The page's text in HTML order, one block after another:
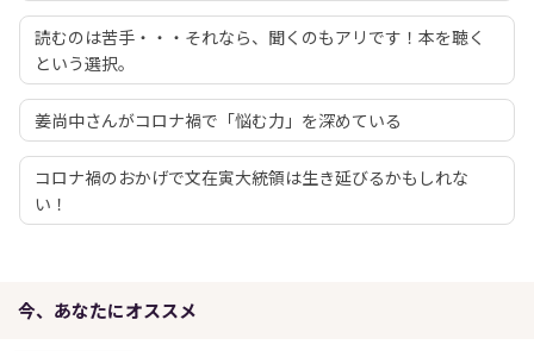
読むのは苦手・・・それなら、聞くのもアリです！本を聴く
という選択。
姜尚中さんがコロナ禍で「悩む力」を深めている
コロナ禍のおかげで文在寅大統領は生き延びるかもしれな
い！
今、あなたにオススメ